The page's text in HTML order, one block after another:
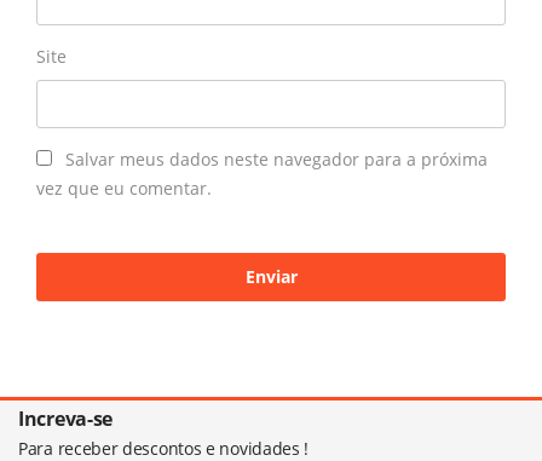
Site
Salvar meus dados neste navegador para a próxima
vez que eu comentar.
Increva-se
Para receber descontos e novidades !